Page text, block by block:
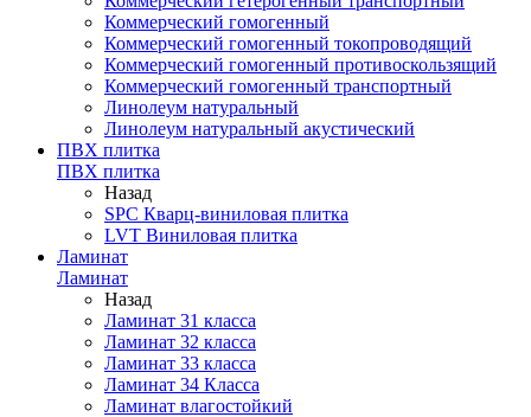
Коммерческий гомогенный
Коммерческий гомогенный токопроводящий
Коммерческий гомогенный противоскользящий
Коммерческий гомогенный транспортный
Линолеум натуральный
Линолеум натуральный акустический
ПВХ плитка
ПВХ плитка
Назад
SPC Кварц-виниловая плитка
LVT Виниловая плитка
Ламинат
Ламинат
Назад
Ламинат 31 класса
Ламинат 32 класса
Ламинат 33 класса
Ламинат 34 Класса
Ламинат влагостойкий